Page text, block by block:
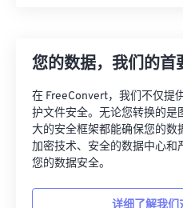
您的数据，我们的首
在 FreeConvert，我们不仅提
护文件安全。无论您转换的是
大的安全框架都能确保您的数
加密技术、安全的数据中心和
您的数据安全。
详细了解我们